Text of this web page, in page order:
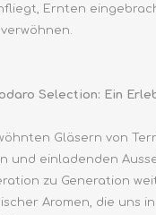
Ernten
Selection: Ein
Gläsern von
und einladenden
zu Generation
Aromen, die uns